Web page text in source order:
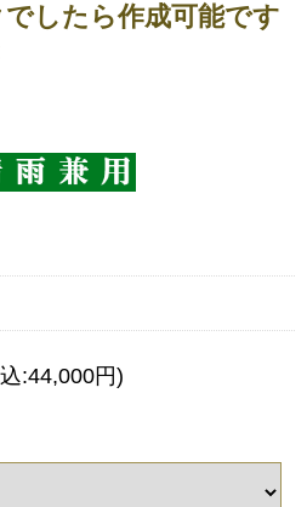
したら作成可能です
:44,000円)